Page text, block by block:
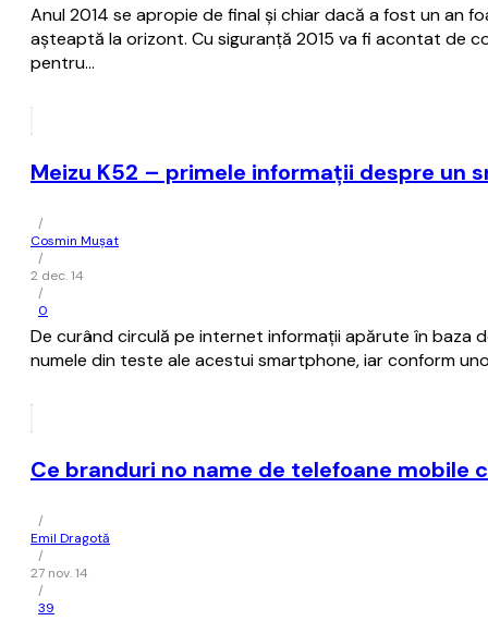
Anul 2014 se apropie de final şi chiar dacă a fost un an
așteaptă la orizont. Cu siguranţă 2015 va fi acontat de
pentru…
Meizu K52 – primele informaţii despre
/
Cosmin Mușat
/
2 dec. 14
/
0
De curând circulă pe internet informaţii apărute în baza
numele din teste ale acestui smartphone, iar conform
Ce branduri no name de telefoane mobile
/
Emil Dragotă
/
27 nov. 14
/
39